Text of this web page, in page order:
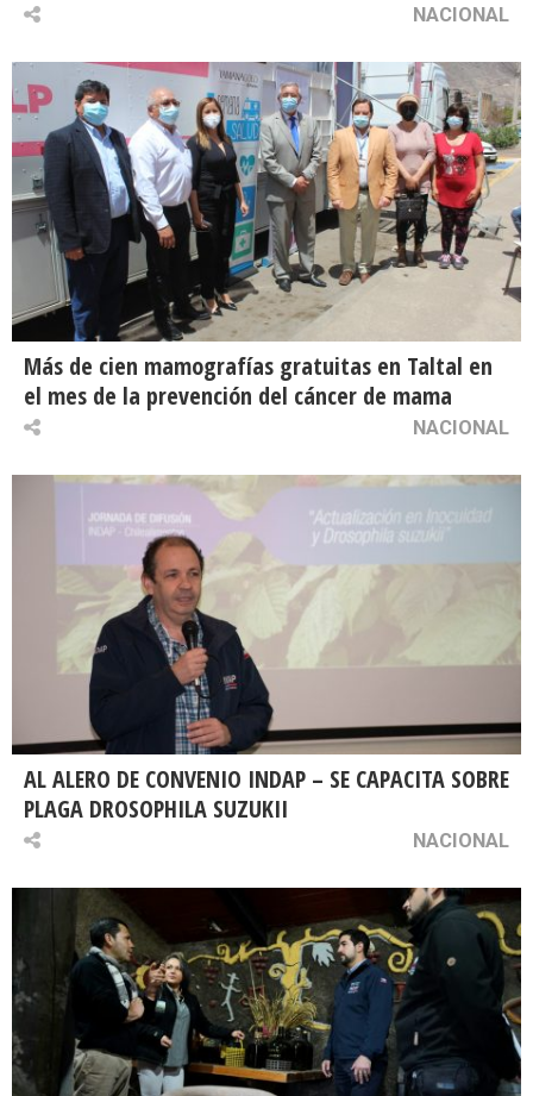
NACIONAL
Más de cien mamografías gratuitas en Taltal en
el mes de la prevención del cáncer de mama
NACIONAL
AL ALERO DE CONVENIO INDAP – SE CAPACITA SOBRE
PLAGA DROSOPHILA SUZUKII
NACIONAL